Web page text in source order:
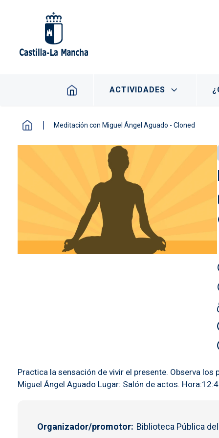
Navegación principal
ACTIVIDADES
Meditación con Miguel Ángel Aguado - Cloned
Practica la sensación de vivir el presente. Observa
Miguel Ángel Aguado Lugar: Salón de actos.
Organizador/promotor Biblioteca Pública